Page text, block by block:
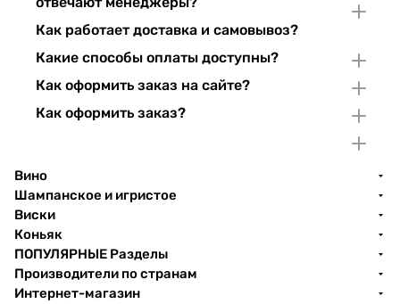
Как работает доставка и самовывоз?
Какие способы оплаты доступны?
Как оформить заказ на сайте?
Как оформить заказ?
Вино
Шампанское и игристое
Виски
Коньяк
ПОПУЛЯРНЫЕ Разделы
Производители по странам
Интернет-магазин